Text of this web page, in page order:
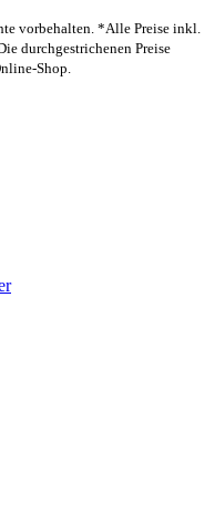
vorbehalten. *Alle Preise inkl.
Die durchgestrichenen Preise
Shop.